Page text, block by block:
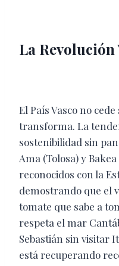
La Revolución
El País Vasco no
transforma. La
sostenibilidad sin
Ama (Tolosa) y
reconocidos con la
demostrando que el
tomate que sabe a
respeta el mar
Sebastián sin visitar
está recuperando